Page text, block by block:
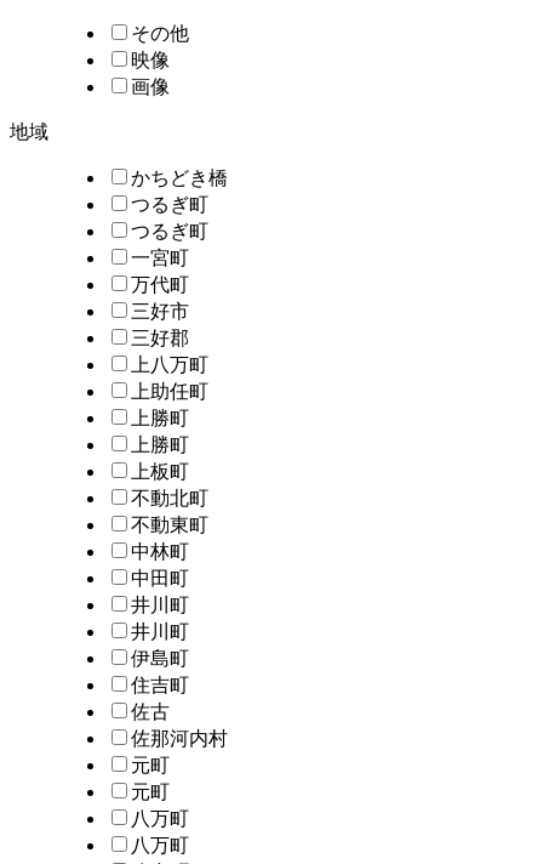
その他
映像
画像
地域
かちどき橋
つるぎ町
つるぎ町
一宮町
万代町
三好市
三好郡
上八万町
上助任町
上勝町
上勝町
上板町
不動北町
不動東町
中林町
中田町
井川町
井川町
伊島町
住吉町
佐古
佐那河内村
元町
元町
八万町
八万町